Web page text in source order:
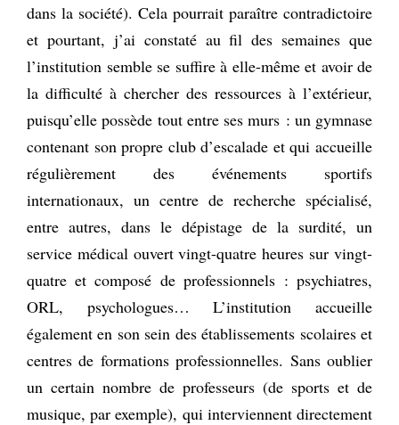
dans la société). Cela pourrait paraître contradictoire
et pourtant, j’ai constaté au fil des semaines que
l’institution semble se suffire à elle-même et avoir de
la difficulté à chercher des ressources à l’extérieur,
puisqu’elle possède tout entre ses murs : un gymnase
contenant son propre club d’escalade et qui accueille
régulièrement des événements sportifs
internationaux, un centre de recherche spécialisé,
entre autres, dans le dépistage de la surdité, un
service médical ouvert vingt-quatre heures sur vingt-
quatre et composé de professionnels : psychiatres,
ORL, psychologues… L’institution accueille
également en son sein des établissements scolaires et
centres de formations professionnelles. Sans oublier
un certain nombre de professeurs (de sports et de
musique, par exemple), qui interviennent directement